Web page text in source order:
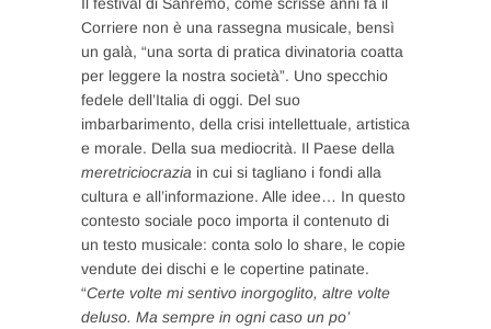
Corriere non è una rassegna musicale, bensì
un galà, “una sorta di pratica divinatoria coatta
per leggere la nostra società”. Uno specchio
fedele dell’Italia di oggi. Del suo
imbarbarimento, della crisi intellettuale, artistica
e morale. Della sua mediocrità. Il Paese della
meretriciocrazia in cui si tagliano i fondi alla
cultura e all’informazione. Alle idee… In questo
contesto sociale poco importa il contenuto di
un testo musicale: conta solo lo share, le copie
vendute dei dischi e le copertine patinate.
“Certe volte mi sentivo inorgoglito, altre volte
deluso. Ma sempre in ogni caso un po’